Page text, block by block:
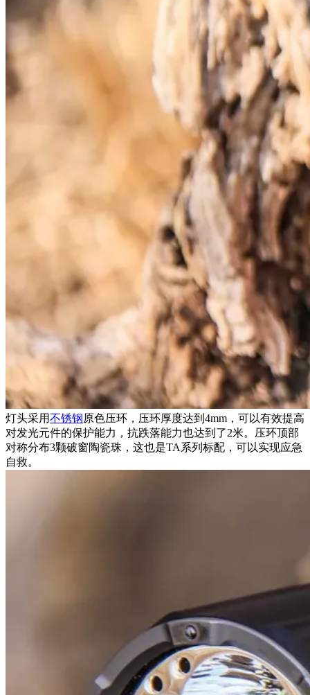
灯头采用不锈钢原色压环，压环厚度达到4mm，可以有效提高
对发光元件的保护能力，抗跌落能力也达到了2米。压环顶部
对称分布3颗破窗陶瓷珠，这也是TA系列标配，可以实现应急
自救。